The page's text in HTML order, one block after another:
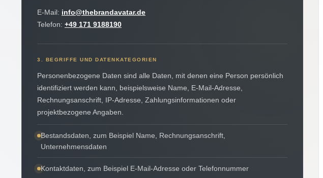
E-Mail: info@thebrandavatar.de
Telefon: +49 171 9188190
3. BEGRIFFE UND DATENKATEGORIEN
Personenbezogene Daten sind alle Daten, mit denen eine Person persönlich
identifiziert werden kann, beispielsweise Name, E-Mail-Adresse,
Rechnungsanschrift, IP-Adresse, Zahlungsinformationen oder
projektbezogene Angaben.
Bestandsdaten, zum Beispiel Name, Rechnungsanschrift,
Unternehmensdaten
Kontaktdaten, zum Beispiel E-Mail-Adresse oder Telefonnummer